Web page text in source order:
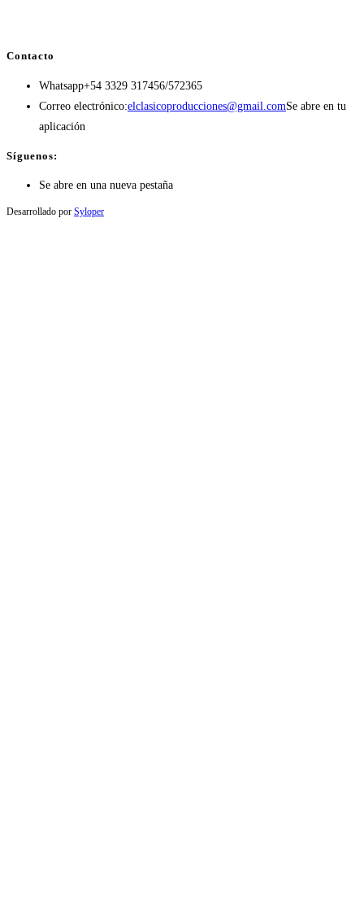
Contacto
Whatsapp+54 3329 317456/572365
Correo electrónico:elclasicoproducciones@gmail.comSe abre en tu
aplicación
Síguenos:
Se abre en una nueva pestaña
Desarrollado por Syloper